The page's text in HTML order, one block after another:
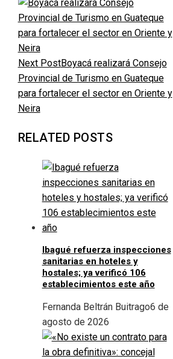
Next PostBoyacá realizará Consejo
Provincial de Turismo en Guateque
para fortalecer el sector en Oriente y
Neira
RELATED POSTS
Ibagué refuerza inspecciones
sanitarias en hoteles y
hostales; ya verificó 106
establecimientos este año
Fernanda Beltrán Buitrago6 de
agosto de 2026